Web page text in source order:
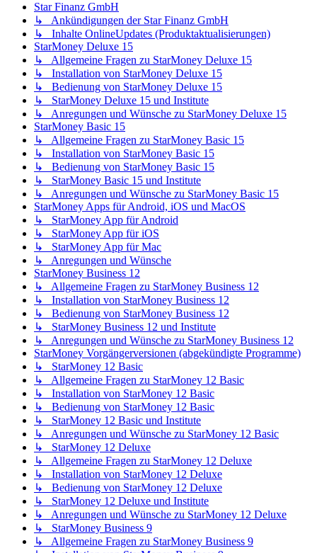
Star Finanz GmbH
↳ Ankündigungen der Star Finanz GmbH
↳ Inhalte OnlineUpdates (Produktaktualisierungen)
StarMoney Deluxe 15
↳ Allgemeine Fragen zu StarMoney Deluxe 15
↳ Installation von StarMoney Deluxe 15
↳ Bedienung von StarMoney Deluxe 15
↳ StarMoney Deluxe 15 und Institute
↳ Anregungen und Wünsche zu StarMoney Deluxe 15
StarMoney Basic 15
↳ Allgemeine Fragen zu StarMoney Basic 15
↳ Installation von StarMoney Basic 15
↳ Bedienung von StarMoney Basic 15
↳ StarMoney Basic 15 und Institute
↳ Anregungen und Wünsche zu StarMoney Basic 15
StarMoney Apps für Android, iOS und MacOS
↳ StarMoney App für Android
↳ StarMoney App für iOS
↳ StarMoney App für Mac
↳ Anregungen und Wünsche
StarMoney Business 12
↳ Allgemeine Fragen zu StarMoney Business 12
↳ Installation von StarMoney Business 12
↳ Bedienung von StarMoney Business 12
↳ StarMoney Business 12 und Institute
↳ Anregungen und Wünsche zu StarMoney Business 12
StarMoney Vorgängerversionen (abgekündigte Programme)
↳ StarMoney 12 Basic
↳ Allgemeine Fragen zu StarMoney 12 Basic
↳ Installation von StarMoney 12 Basic
↳ Bedienung von StarMoney 12 Basic
↳ StarMoney 12 Basic und Institute
↳ Anregungen und Wünsche zu StarMoney 12 Basic
↳ StarMoney 12 Deluxe
↳ Allgemeine Fragen zu StarMoney 12 Deluxe
↳ Installation von StarMoney 12 Deluxe
↳ Bedienung von StarMoney 12 Deluxe
↳ StarMoney 12 Deluxe und Institute
↳ Anregungen und Wünsche zu StarMoney 12 Deluxe
↳ StarMoney Business 9
↳ Allgemeine Fragen zu StarMoney Business 9